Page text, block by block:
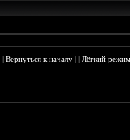
|Вернуться к началу ||Лёгкий